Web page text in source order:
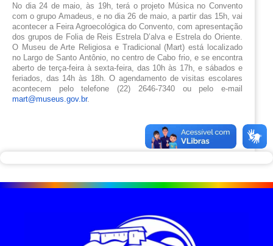
No dia 24 de maio, às 19h, terá o projeto Música no Convento
com o grupo Amadeus, e no dia 26 de maio, a partir das 15h, vai
acontecer a Feira Agroecológica do Convento, com apresentação
dos grupos de Folia de Reis Estrela D’alva e Estrela do Oriente.
O Museu de Arte Religiosa e Tradicional (Mart) está localizado
no Largo de Santo Antônio, no centro de Cabo frio, e se encontra
aberto de terça-feira à sexta-feira, das 10h às 17h, e sábados e
feriados, das 14h às 18h. O agendamento de visitas escolares
mart@museus.gov.br.